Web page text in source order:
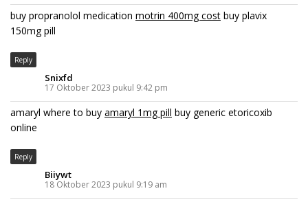
buy propranolol medication motrin 400mg cost buy plavix
150mg pill
Reply
Snixfd
17 Oktober 2023 pukul 9:42 pm
amaryl where to buy amaryl 1mg pill buy generic etoricoxib
online
Reply
Biiywt
18 Oktober 2023 pukul 9:19 am